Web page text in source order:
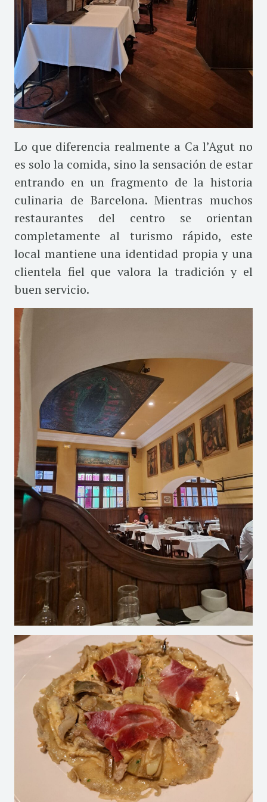
Lo que diferencia realmente a Ca l’Agut no
es solo la comida, sino la sensación de estar
entrando en un fragmento de la historia
culinaria de Barcelona. Mientras muchos
restaurantes del centro se orientan
completamente al turismo rápido, este
local mantiene una identidad propia y una
clientela fiel que valora la tradición y el
buen servicio.